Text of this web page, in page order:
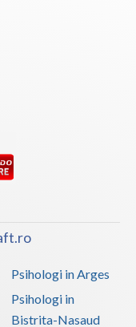
psihologica (1)
de...
sufera... (1)
Psihologi in Arges
Psihologi in
Bistrita-Nasaud